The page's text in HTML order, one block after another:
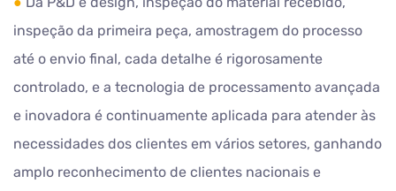
inspeção da primeira peça, amostragem do processo
até o envio final, cada detalhe é rigorosamente
controlado, e a tecnologia de processamento avançada
e inovadora é continuamente aplicada para atender às
necessidades dos clientes em vários setores, ganhando
amplo reconhecimento de clientes nacionais e